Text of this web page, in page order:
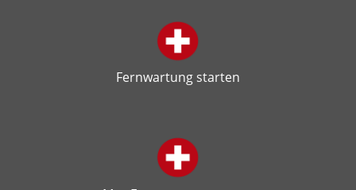
Fernwartung starten